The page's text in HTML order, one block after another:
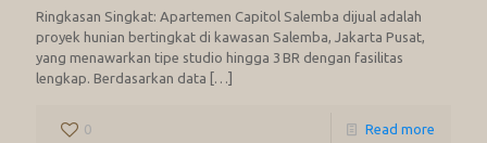
Ringkasan Singkat: Apartemen Capitol Salemba dijual adalah
proyek hunian bertingkat di kawasan Salemba, Jakarta Pusat,
yang menawarkan tipe studio hingga 3 BR dengan fasilitas
lengkap. Berdasarkan data […]
0 Read more